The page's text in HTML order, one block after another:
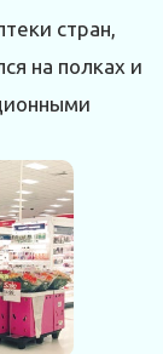
стран,
на полках и